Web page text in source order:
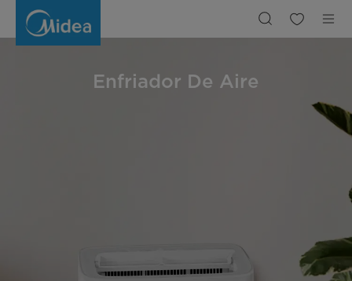
Enfriador De Aire